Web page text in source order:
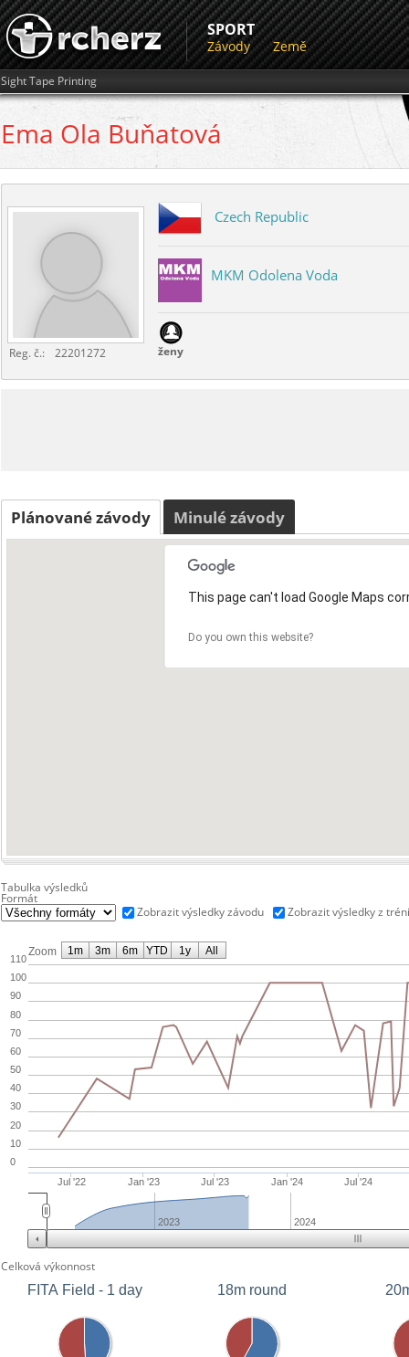
SPORT
Závody Země
Sight Tape Printing
Ema Ola Buňatová
Reg. č.: 22201272
Czech Republic
MKM Odolena Voda
ženy
Plánované závody Minulé závody
This page can't load Google Maps
Do you own this website?
Tabulka výsledků
Formát
Zobrazit výsledky závodu
Zobrazit výsledky z
Zoom
Jul '22 Jan '23 Jul '23 Jan '24 Jul '24
0
10
20
30
40
50
60
70
80
90
100
110
2023 2024
1m 3m 6m YTD 1y All
Celková výkonnost
FITA Field - 1 day
18m round